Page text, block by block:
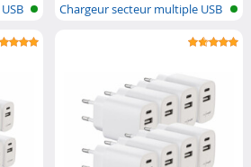
Chargeur secteur multiple USB